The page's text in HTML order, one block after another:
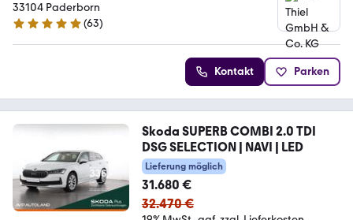
33104 Paderborn
4.8 Sterne
(63)
Kontakt Parken
Skoda SUPERB COMBI 2.0 TDI
DSG SELECTION | NAVI | LED
Lieferung möglich
31.680 €
32.470 €